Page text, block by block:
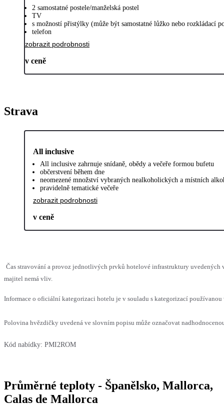
2 samostatné postele/manželská postel
TV
s možností přistýlky (může být samostatné lůžko nebo rozkládací
telefon
zobrazit podrobnosti
v ceně
Strava
All inclusive
All inclusive zahrnuje snídaně, obědy a večeře formou bufetu
občerstvení během dne
neomezené množství vybraných nealkoholických a místních
pravidelně tematické večeře
zobrazit podrobnosti
v ceně
Čas stravování a provoz jednotlivých prvků hotelové infrastruktury uvedených
majitel nemá vliv.
Informace o oficiální kategorizaci hotelu je v souladu s kategorizací
Polovina hvězdičky uvedená ve slovním popisu může označovat
Kód nabídky: PMI2ROM
Průměrné teploty - Španělsko, Mallorca,
Calas de Mallorca